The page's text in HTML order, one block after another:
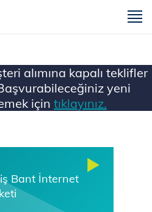
alımına kapalı teklifler
yeni
için tıklayınız.
Bant İnternet